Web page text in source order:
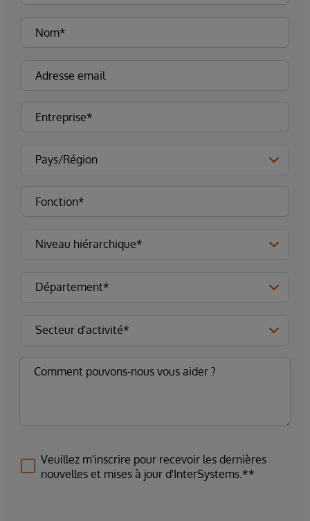
Veuillez m'inscrire pour recevoir les dernières
nouvelles et mises à jour d'InterSystems.**